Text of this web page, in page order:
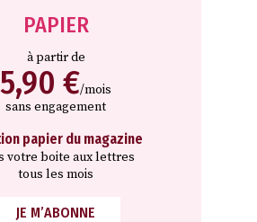
PAPIER
à partir de
5,90 €/mois
sans engagement
papier du magazine
votre boite aux lettres
tous les mois
JE M’ABONNE